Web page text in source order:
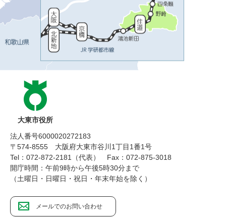
大東市役所
法人番号6000020272183
〒574-8555 大阪府大東市谷川1丁目1番1号
Tel：072-872-2181（代表）
Fax：072-875-3018
開庁時間：午前9時から午後5時30分まで
（土曜日・日曜日・祝日・年末年始を除く）
メールでのお問い合わせ